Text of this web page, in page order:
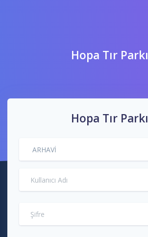
Hopa Tır Parkı
Hopa Tır Parkı